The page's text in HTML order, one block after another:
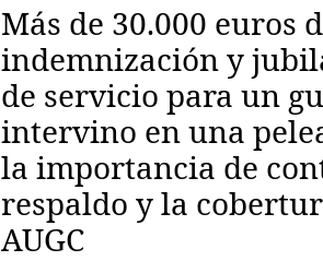
Más de 30.000 euros
indemnización y
de servicio para un
intervino en una
la importancia de
respaldo y la
AUGC